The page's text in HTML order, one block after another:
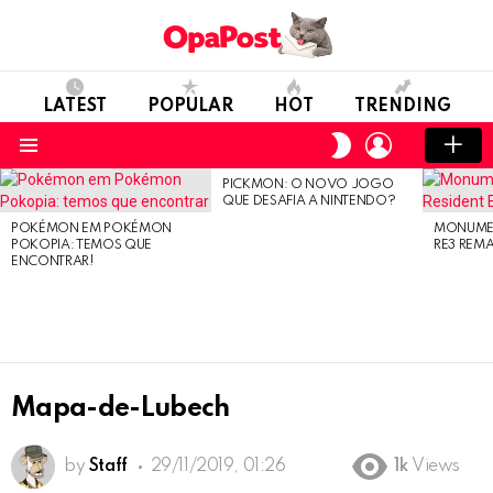
LATEST POPULAR HOT TRENDING
SWITCH
SKIN
LOGIN
LATEST
STORIES
POKÉMON EM POKÉMON
POKOPIA: TEMOS QUE
ENCONTRAR!
PICKMON: O NOVO JOGO
QUE DESAFIA A NINTENDO?
RE3
Mapa-de-Lubech
by Staff 29/11/2019, 01:26 1k Views